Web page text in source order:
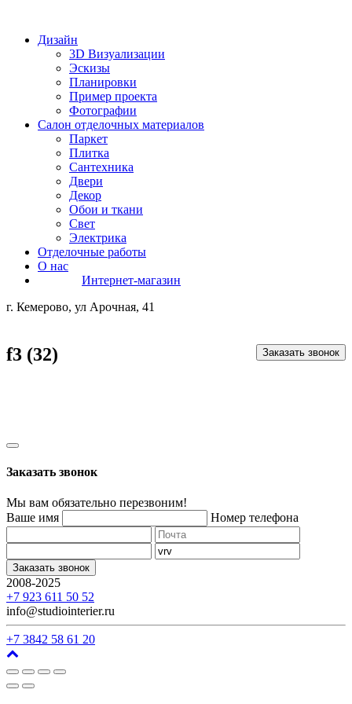
Дизайн
3D Визуализации
Эскизы
Планировки
Пример проекта
Фотографии
Салон отделочных материалов
Паркет
Плитка
Сантехника
Двери
Декор
Обои и ткани
Свет
Электрика
Отделочные работы
О нас
Интернет-магазин
г. Кемерово, ул Арочная, 41
f3 (32) Заказать звонок
Заказать звонок
Мы вам обязательно перезвоним!
Ваше имя
Номер телефона
Заказать звонок
2008-2025
+7 923 611 50 52
info@studiointerier.ru
+7 3842 58 61 20